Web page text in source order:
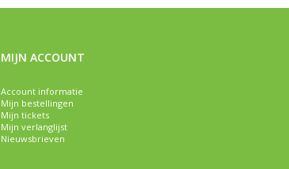
MIJN ACCOUNT
Account informatie
Mijn bestellingen
Mijn tickets
Mijn verlanglijst
Nieuwsbrieven